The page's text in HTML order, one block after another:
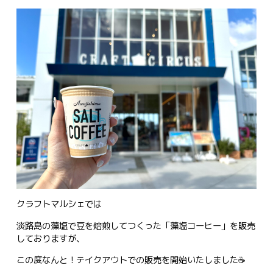
クラフトマルシェでは
淡路島の藻塩で豆を焙煎してつくった「藻塩コーヒー」を販売
しておりますが、
この度なんと！テイクアウトでの販売を開始いたしました☕